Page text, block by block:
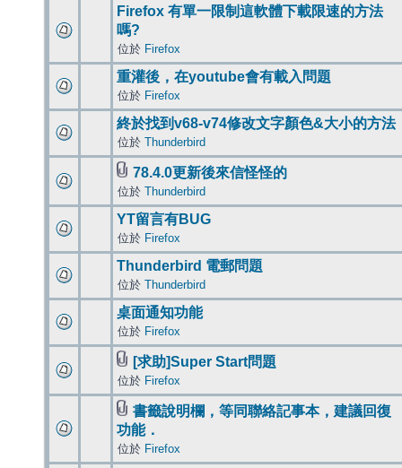
Firefox 有單一限制這軟體下載限速的方法
嗎?
位於 Firefox
重灌後，在youtube會有載入問題
位於 Firefox
終於找到v68-v74修改文字顏色&大小的方法
位於 Thunderbird
78.4.0更新後來信怪怪的
位於 Thunderbird
YT留言有BUG
位於 Firefox
Thunderbird 電郵問題
位於 Thunderbird
桌面通知功能
位於 Firefox
[求助]Super Start問題
位於 Firefox
書籤說明欄，等同聯絡記事本，建議回復
功能．
位於 Firefox